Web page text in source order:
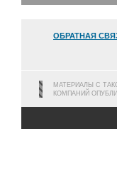
ОБРАТНАЯ
МАТЕРИАЛЫ С
КОМПАНИЙ